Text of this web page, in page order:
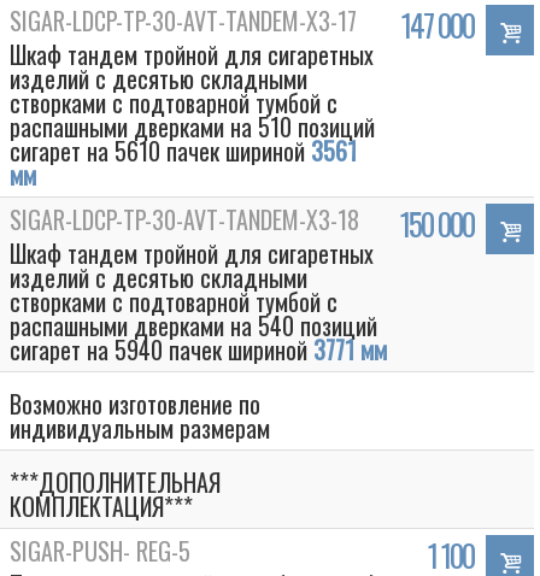
SIGAR-LDCP-TP-30-AVT-TANDEM-Х3-17
Шкаф тандем тройной для сигаретных
изделий с десятью складными
створками с подтоварной тумбой с
распашными дверками на 510 позиций
сигарет на 5610 пачек шириной 3561
мм
147 000
SIGAR-LDCP-TP-30-AVT-TANDEM-Х3-18
Шкаф тандем тройной для сигаретных
изделий с десятью складными
створками с подтоварной тумбой с
распашными дверками на 540 позиций
сигарет на 5940 пачек шириной 3771 мм
150 000
Возможно изготовление по
индивидуальным размерам
***ДОПОЛНИТЕЛЬНАЯ
КОМПЛЕКТАЦИЯ***
SIGAR-PUSH- REG-5
1 100